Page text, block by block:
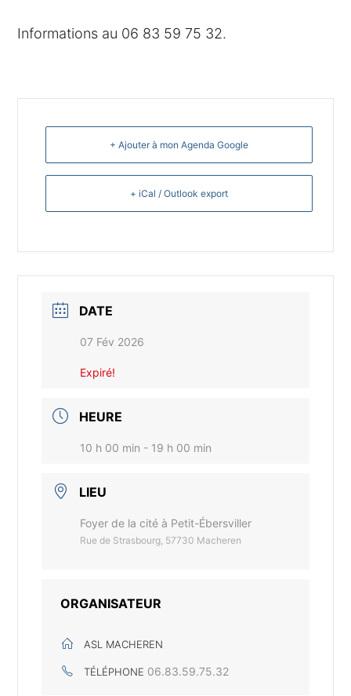
Informations au 06 83 59 75 32.
+ Ajouter à mon Agenda Google
+ iCal / Outlook export
DATE
07 Fév 2026
Expiré!
HEURE
10 h 00 min - 19 h 00 min
LIEU
Foyer de la cité à Petit-Ébersviller
Rue de Strasbourg, 57730 Macheren
ORGANISATEUR
ASL MACHEREN
TÉLÉPHONE 06.83.59.75.32